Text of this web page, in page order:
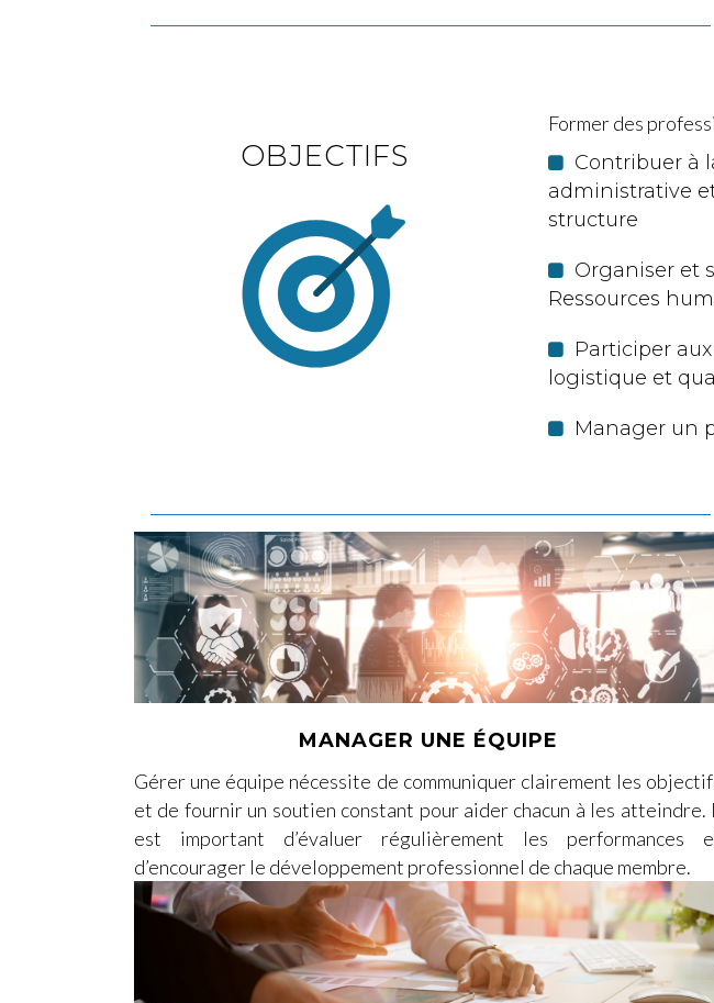
OBJECTIFS
Former des
Contribuer à
administrative
structure
Organiser et
Ressources
Participer
logistique et
Manager un
MANAGER UNE ÉQUIPE
Gérer une équipe nécessite de communiquer clairement les
et de fournir un soutien constant pour aider chacun à les atteindre.
est important d’évaluer régulièrement les performances
d’encourager le développement professionnel de chaque membre.